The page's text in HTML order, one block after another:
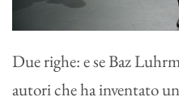
Due righe: e se Baz
autori che ha inventato